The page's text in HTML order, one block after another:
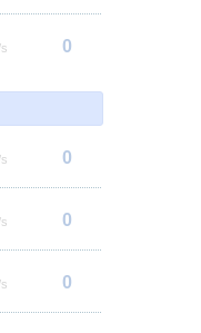
0
0
0
0